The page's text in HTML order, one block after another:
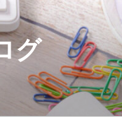
グ